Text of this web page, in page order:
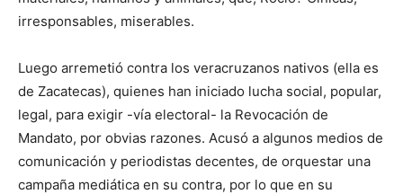
irresponsables, miserables.
Luego arremetió contra los veracruzanos nativos (ella es
de Zacatecas), quienes han iniciado lucha social, popular,
legal, para exigir -vía electoral- la Revocación de
Mandato, por obvias razones. Acusó a algunos medios de
comunicación y periodistas decentes, de orquestar una
campaña mediática en su contra, por lo que en su